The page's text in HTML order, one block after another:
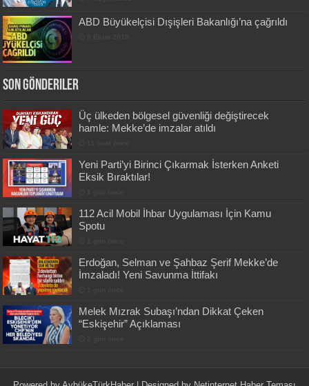
ABD Büyükelçisi Dışişleri Bakanlığı’na çağrıldı
Son Gönderiler
Üç ülkeden bölgesel güvenliği değiştirecek
hamle: Mekke’de imzalar atıldı
Yeni Parti’yi Birinci Çıkarmak İsterken Anketi
Eksik Bıraktılar!
112 Acil Mobil İhbar Uygulaması İçin Kamu
Spotu
Erdoğan, Selman ve Şahbaz Şerif Mekke’de
İmzaladı! Yeni Savunma İttifakı
Melek Mızrak Subaşı’ndan Dikkat Çeken
“Eskişehir” Açıklaması